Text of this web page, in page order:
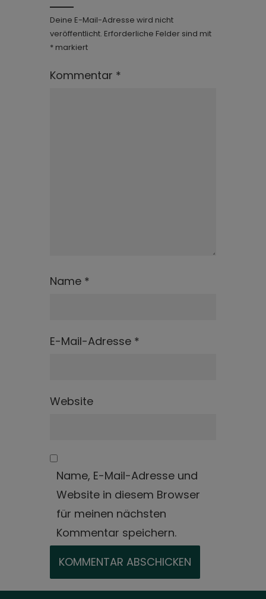
Deine E-Mail-Adresse wird nicht
veröffentlicht. Erforderliche Felder sind mit
* markiert
Kommentar *
Name *
E-Mail-Adresse *
Website
Name, E-Mail-Adresse und
Website in diesem Browser
für meinen nächsten
Kommentar speichern.